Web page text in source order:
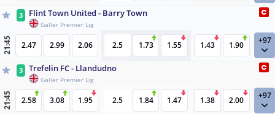
3 Flint Town United - Barry Town
Galler Premier Lig
21:45 2.47 2.99 2.06 2.5 1.73 1.55 1.43 1.90 +97
3 Trefelin FC - Llandudno
Galler Premier Lig
21:45 2.58 3.08 1.95 2.5 1.84 1.47 1.38 2.00 +97